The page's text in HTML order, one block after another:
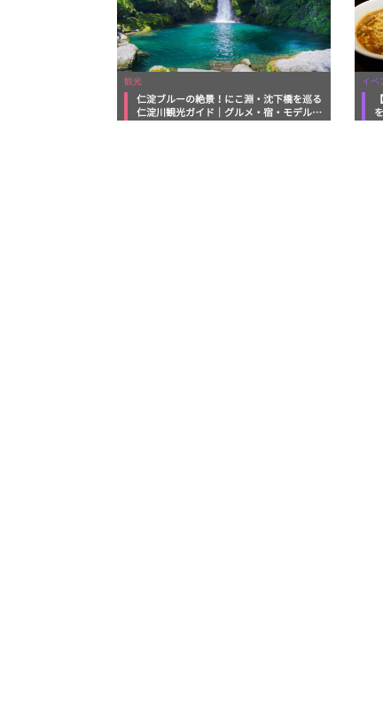
観光
仁淀ブルーの絶景！にこ淵・沈下橋を巡る
仁淀川観光ガイド｜グルメ・宿・モデルコ
イベ